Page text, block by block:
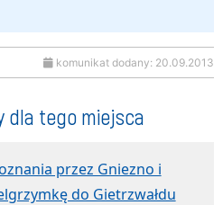
komunikat dodany: 20.09.2013
dla tego miejsca
przez Gniezno i
do Gietrzwałdu